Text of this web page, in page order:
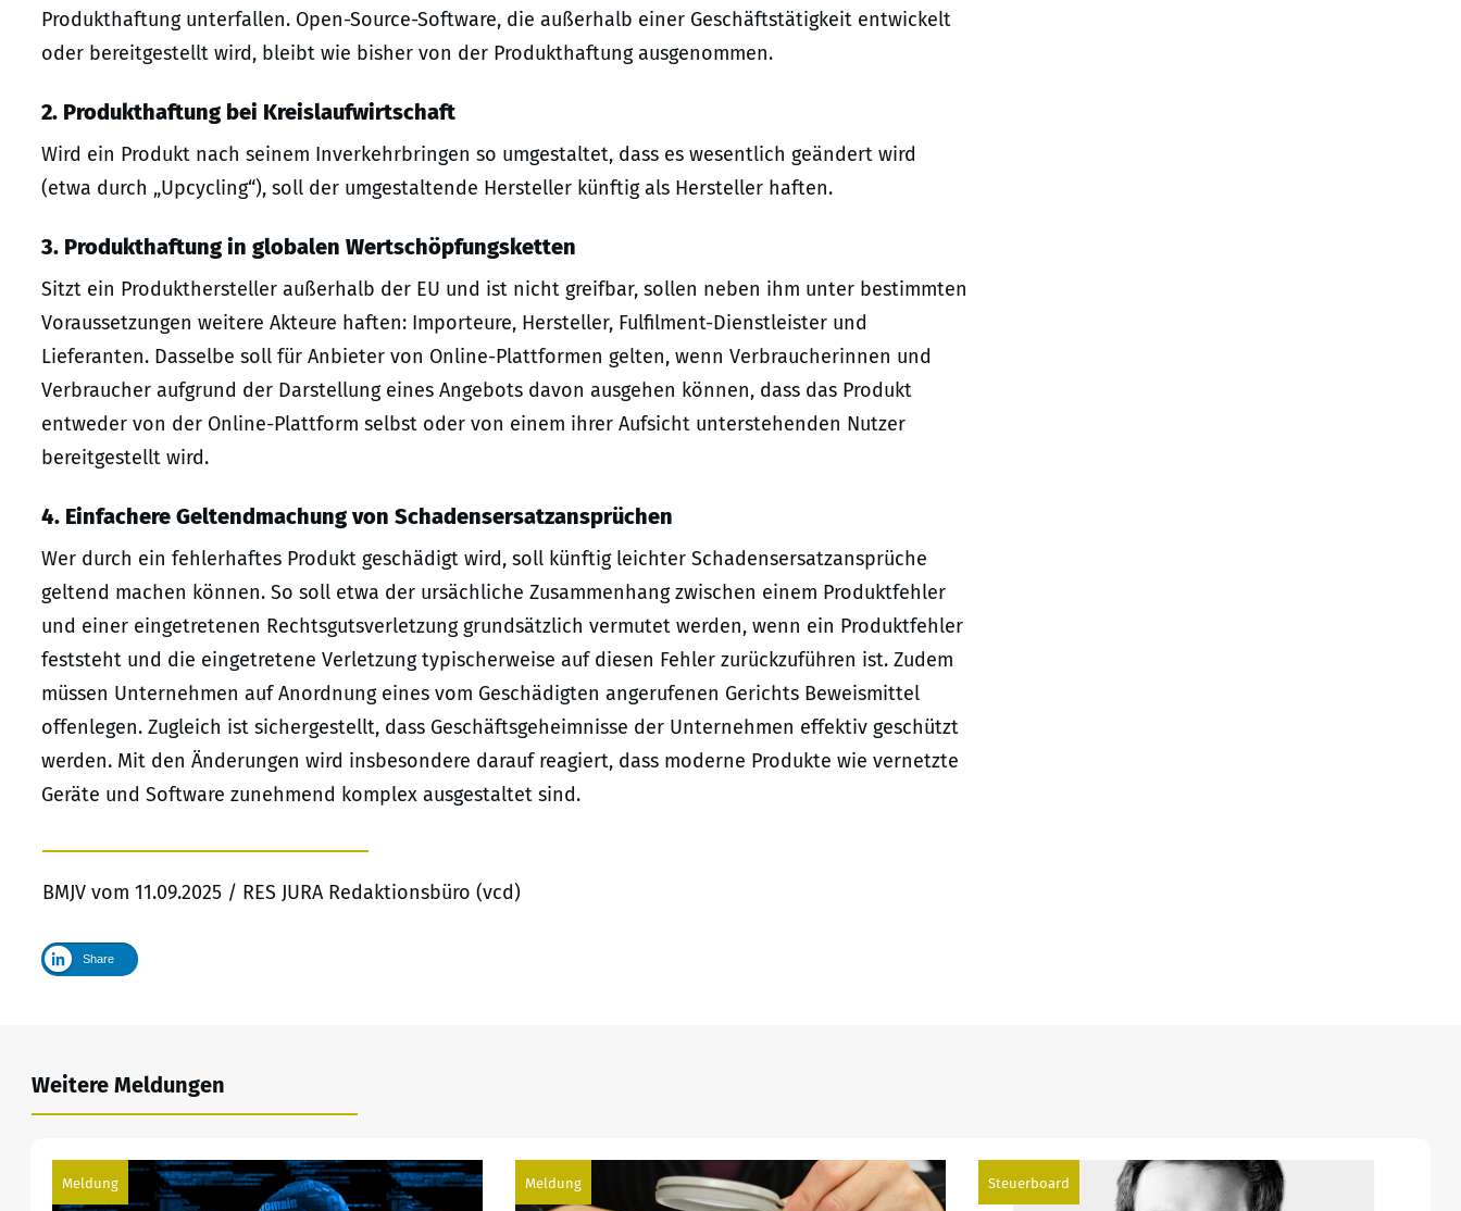
Produkthaftung unterfallen. Open-Source-Software, die außerhalb einer Geschäftstätigkeit entwickelt
oder bereitgestellt wird, bleibt wie bisher von der Produkthaftung ausgenommen.
2. Produkthaftung bei Kreislaufwirtschaft
Wird ein Produkt nach seinem Inverkehrbringen so umgestaltet, dass es wesentlich geändert wird
(etwa durch „Upcycling“), soll der umgestaltende Hersteller künftig als Hersteller haften.
3. Produkthaftung in globalen Wertschöpfungsketten
Sitzt ein Produkthersteller außerhalb der EU und ist nicht greifbar, sollen neben ihm unter bestimmten
Voraussetzungen weitere Akteure haften: Importeure, Hersteller, Fulfilment-Dienstleister und
Lieferanten. Dasselbe soll für Anbieter von Online-Plattformen gelten, wenn Verbraucherinnen und
Verbraucher aufgrund der Darstellung eines Angebots davon ausgehen können, dass das Produkt
entweder von der Online-Plattform selbst oder von einem ihrer Aufsicht unterstehenden Nutzer
bereitgestellt wird.
4. Einfachere Geltendmachung von Schadensersatzansprüchen
Wer durch ein fehlerhaftes Produkt geschädigt wird, soll künftig leichter Schadensersatzansprüche
geltend machen können. So soll etwa der ursächliche Zusammenhang zwischen einem Produktfehler
und einer eingetretenen Rechtsgutsverletzung grundsätzlich vermutet werden, wenn ein Produktfehler
feststeht und die eingetretene Verletzung typischerweise auf diesen Fehler zurückzuführen ist. Zudem
müssen Unternehmen auf Anordnung eines vom Geschädigten angerufenen Gerichts Beweismittel
offenlegen. Zugleich ist sichergestellt, dass Geschäftsgeheimnisse der Unternehmen effektiv geschützt
werden. Mit den Änderungen wird insbesondere darauf reagiert, dass moderne Produkte wie vernetzte
Geräte und Software zunehmend komplex ausgestaltet sind.
BMJV vom 11.09.2025 / RES JURA Redaktionsbüro (vcd)
Share
Weitere Meldungen
Meldung Meldung Steuerboard